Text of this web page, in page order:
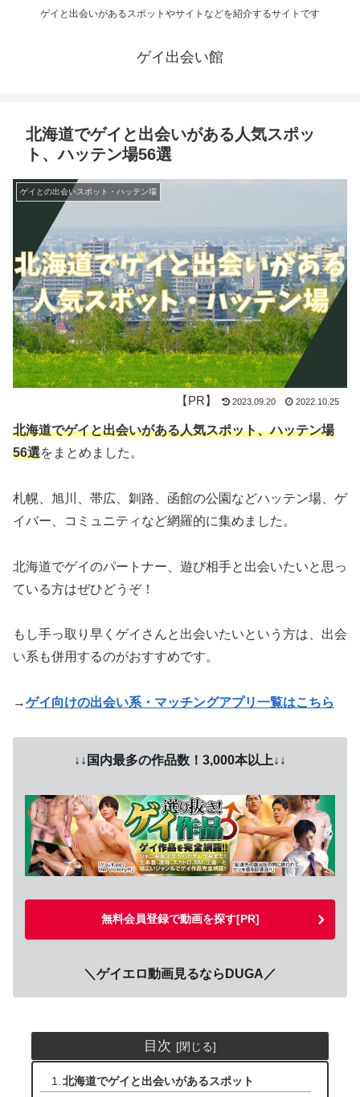
ゲイと出会いがあるスポットやサイトなどを紹介するサイトです
ゲイ出会い館
北海道でゲイと出会いがある人気スポッ
ト、ハッテン場56選
ゲイとの出会いスポット・ハッテン場
2023.09.20 2022.10.25
北海道でゲイと出会いがある人気スポット、ハッテン場
56選をまとめました。
札幌、旭川、帯広、釧路、函館の公園などハッテン場、ゲ
イバー、コミュニティなど網羅的に集めました。
北海道でゲイのパートナー、遊び相手と出会いたいと思っ
ている方はぜひどうぞ！
もし手っ取り早くゲイさんと出会いたいという方は、 出会
い系も併用するのがおすすめです。
→ゲイ向けの出会い系・マッチングアプリ一覧はこちら
↓↓国内最多の作品数！3,000本以上↓↓
無料会員登録で動画を探す[PR]
＼ゲイエロ動画見るならDUGA／
目次
北海道でゲイと出会いがあるスポット